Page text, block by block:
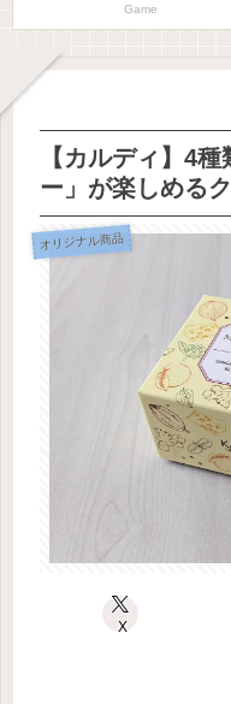
Game
【カルディ】4
ー」が楽しめる
オリジナル商品
X